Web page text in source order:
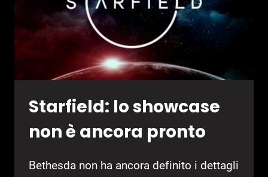
Starfield: lo showcase
non è ancora pronto
Bethesda non ha ancora definito i dettagli